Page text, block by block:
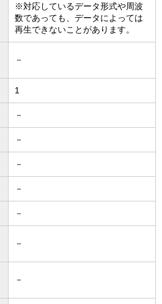
※対応しているデータ形式や周波
数であっても、データによっては
再生できないことがあります。
－
1
－
－
－
－
－
－
－